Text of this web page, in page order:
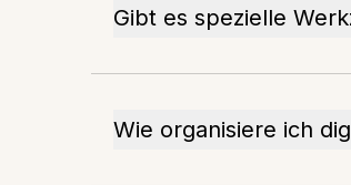
Gibt es spezielle
Wie organisiere ich